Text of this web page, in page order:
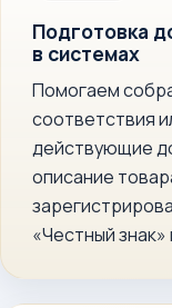
Подготовка
в системах
Помогаем
соответствия
действующие
описание
«Честный